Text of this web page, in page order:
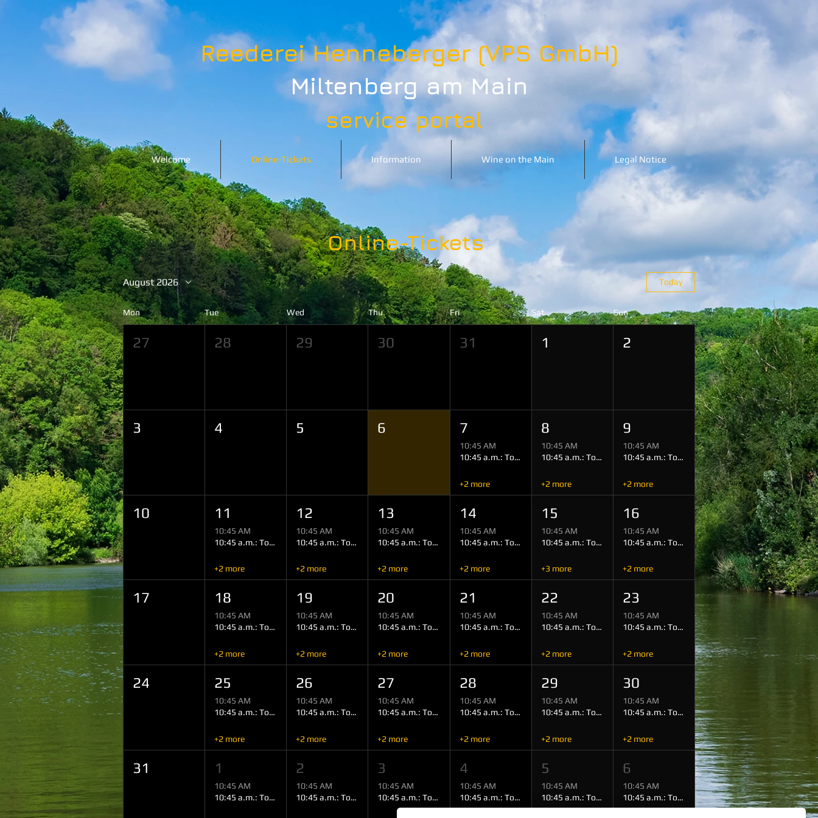
Reederei Henneberger (VPS GmbH)
Miltenberg am Main
service portal
Welcome Online-Tickets Information Wine on the Main Legal Notice
Online-Tickets
August 2026 Today
Mon Tue Wed Thu Fri Sat Sun
27 28 29 30 31 1 2
3 4 5 6 7
10:45 AM
10:45 a.m.: Tour (Miltenberg)
+2 more
8
10:45 AM
10:45 a.m.: Tour (Miltenberg)
+2 more
9
10:45 AM
10:45 a.m.: Tour (Miltenberg)
+2 more
10 11
10:45 AM
10:45 a.m.: Tour (Miltenberg)
+2 more
12
10:45 AM
10:45 a.m.: Tour (Miltenberg)
+2 more
13
10:45 AM
10:45 a.m.: Tour (Miltenberg)
+2 more
14
10:45 AM
10:45 a.m.: Tour (Miltenberg)
+2 more
15
10:45 AM
10:45 a.m.: Tour (Miltenberg)
+3 more
16
10:45 AM
10:45 a.m.: Tour (Miltenberg)
+2 more
17 18
10:45 AM
10:45 a.m.: Tour (Miltenberg)
+2 more
19
10:45 AM
10:45 a.m.: Tour (Miltenberg)
+2 more
20
10:45 AM
10:45 a.m.: Tour (Miltenberg)
+2 more
21
10:45 AM
10:45 a.m.: Tour (Miltenberg)
+2 more
22
10:45 AM
10:45 a.m.: Tour (Miltenberg)
+2 more
23
10:45 AM
10:45 a.m.: Tour (Miltenberg)
+2 more
24 25
10:45 AM
10:45 a.m.: Tour (Miltenberg)
+2 more
26
10:45 AM
10:45 a.m.: Tour (Miltenberg)
+2 more
27
10:45 AM
10:45 a.m.: Tour (Miltenberg)
+2 more
28
10:45 AM
10:45 a.m.: Tour (Miltenberg)
+2 more
29
10:45 AM
10:45 a.m.: Tour (Miltenberg)
+2 more
30
10:45 AM
10:45 a.m.: Tour (Miltenberg)
+2 more
31 1
10:45 AM
10:45 a.m.: Tour (Miltenberg)
2
10:45 AM
10:45 a.m.: Tour (Miltenberg)
3
10:45 AM
10:45 a.m.: Tour (Miltenberg)
4
10:45 AM
10:45 a.m.: Tour (Miltenberg)
5
10:45 AM
10:45 a.m.: Tour (Miltenberg)
6
10:45 AM
10:45 a.m.: Tour (Miltenberg)